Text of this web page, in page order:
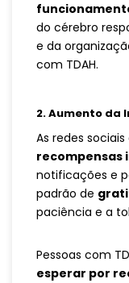
do cérebro
e da
com TDAH.
2. Aumento da
As redes
recompensas
notificações e
padrão de
paciência e a
Pessoas com
esperar por